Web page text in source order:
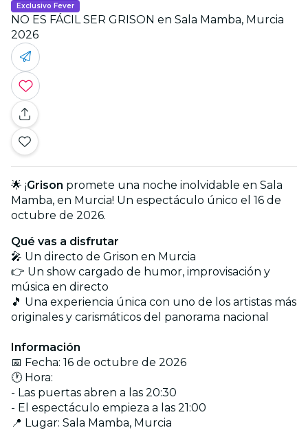
Exclusivo Fever
NO ES FÁCIL SER GRISON en Sala Mamba, Murcia
2026
🌟 ¡Grison promete una noche inolvidable en Sala
Mamba, en Murcia! Un espectáculo único el 16 de
octubre de 2026.
Qué vas a disfrutar
🎤 Un directo de Grison en Murcia
👉 Un show cargado de humor, improvisación y
música en directo
🎵 Una experiencia única con uno de los artistas más
originales y carismáticos del panorama nacional
Información
📅 Fecha: 16 de octubre de 2026
🕐 Hora:
- Las puertas abren a las 20:30
- El espectáculo empieza a las 21:00
📍 Lugar: Sala Mamba, Murcia